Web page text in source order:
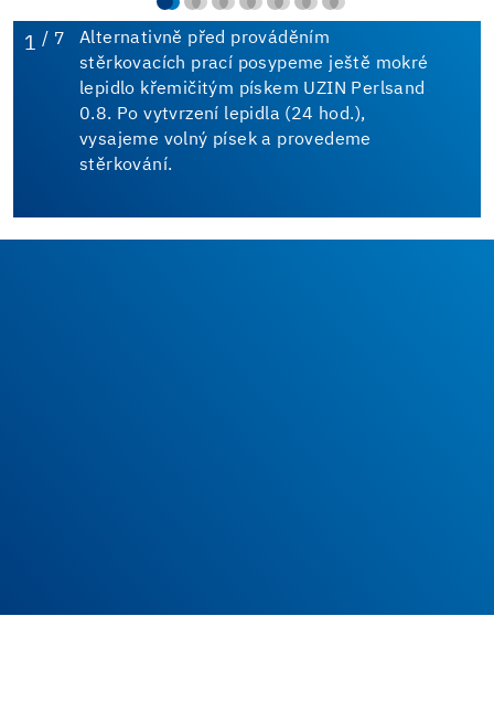
1 / 7
Alternativně před prováděním
stěrkovacích prací posypeme ještě mokré
lepidlo křemičitým pískem UZIN Perlsand
0.8. Po vytvrzení lepidla (24 hod.),
vysajeme volný písek a provedeme
stěrkování.